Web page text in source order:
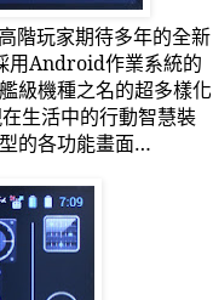
階玩家期待多年的全新
用Android作業系統的
級機種之名的超多樣化
生活中的行動智慧裝
的各功能畫面…